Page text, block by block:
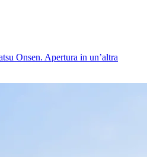
Onsen. Apertura in un’altra